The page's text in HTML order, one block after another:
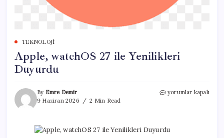
TEKNOLOJI
Apple, watchOS 27 ile Yenilikleri
Duyurdu
By Emre Demir
9 Haziran 2026
2 Min Read
Apple,
Duyurdu
yorumlar kapalı